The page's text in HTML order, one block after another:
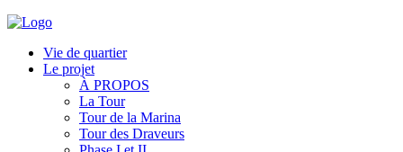
Vie de quartier
Le projet
À PROPOS
La Tour
Tour de la Marina
Tour des Draveurs